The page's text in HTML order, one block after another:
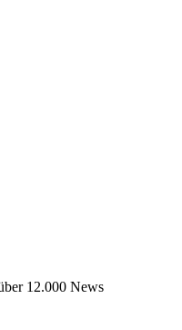
12.000 News